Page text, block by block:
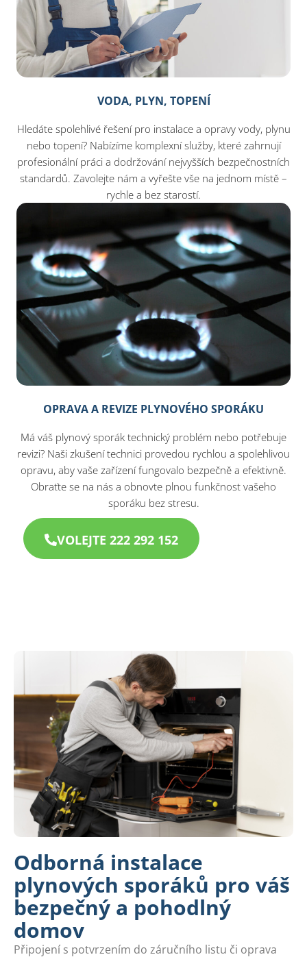
VODA, PLYN, TOPENÍ
Hledáte spolehlivé řešení pro instalace a opravy vody, plynu
nebo topení? Nabízíme komplexní služby, které zahrnují
profesionální práci a dodržování nejvyšších bezpečnostních
standardů. Zavolejte nám a vyřešte vše na jednom místě –
rychle a bez starostí.
OPRAVA A REVIZE PLYNOVÉHO SPORÁKU
Má váš plynový sporák technický problém nebo potřebuje
revizi? Naši zkušení technici provedou rychlou a spolehlivou
opravu, aby vaše zařízení fungovalo bezpečně a efektivně.
Obraťte se na nás a obnovte plnou funkčnost vašeho
sporáku bez stresu.
VOLEJTE 222 292 152
Odborná instalace
plynových sporáků pro váš
bezpečný a pohodlný
domov
Připojení s potvrzením do záručního listu či oprava